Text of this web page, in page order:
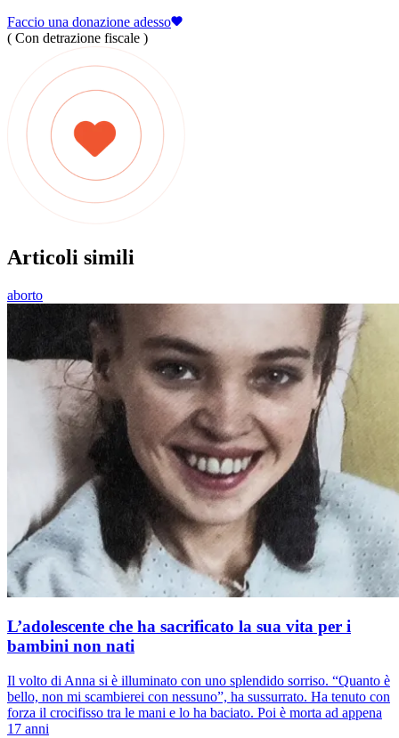
Faccio una donazione adesso
( Con detrazione fiscale )
Articoli simili
aborto
L’adolescente che ha sacrificato la sua vita per i
bambini non nati
Il volto di Anna si è illuminato con uno splendido sorriso. “Quanto è
bello, non mi scambierei con nessuno”, ha sussurrato. Ha tenuto con
forza il crocifisso tra le mani e lo ha baciato. Poi è morta ad appena
17 anni